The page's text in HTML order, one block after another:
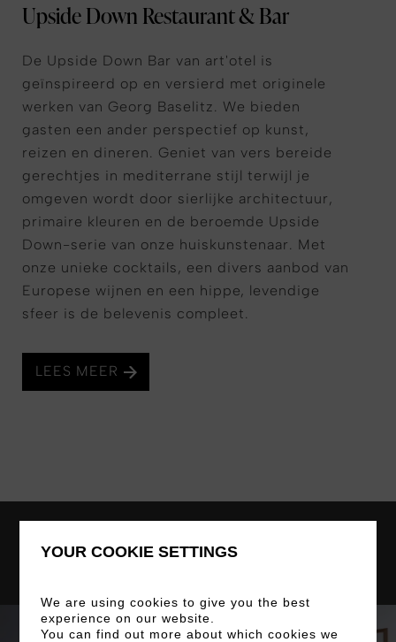
Upside Down Restaurant & Bar
De Upside Down Bar van art'otel is
geïnspireerd op en versierd met originele
werken van Georg Baselitz. We bieden
gasten een ander perspectief op kunst,
reizen en dineren. Geniet van vers bereide
gerechtjes in mediterrane stijl terwijl je
omgeven wordt door sierlijke architectuur,
primaire kleuren en de beroemde Upside
Down-serie van onze huiskunstenaar. Met
onze unieke cocktails, een divers aanbod van
Europese wijnen en een hippe, levendige
sfeer is de belevenis compleet.
LEES MEER
Bekijk onze art
kamers en suites
YOUR COOKIE SETTINGS
We are using cookies to give you the best
experience on our website.
You can find out more about which cookies we